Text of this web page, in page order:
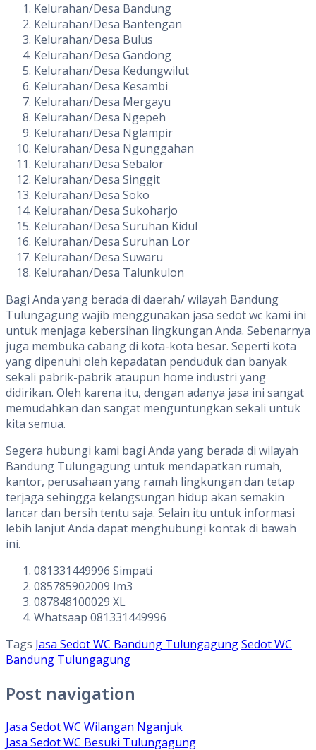
Kelurahan/Desa Bandung
Kelurahan/Desa Bantengan
Kelurahan/Desa Bulus
Kelurahan/Desa Gandong
Kelurahan/Desa Kedungwilut
Kelurahan/Desa Kesambi
Kelurahan/Desa Mergayu
Kelurahan/Desa Ngepeh
Kelurahan/Desa Nglampir
Kelurahan/Desa Ngunggahan
Kelurahan/Desa Sebalor
Kelurahan/Desa Singgit
Kelurahan/Desa Soko
Kelurahan/Desa Sukoharjo
Kelurahan/Desa Suruhan Kidul
Kelurahan/Desa Suruhan Lor
Kelurahan/Desa Suwaru
Kelurahan/Desa Talunkulon
Bagi Anda yang berada di daerah/ wilayah Bandung
Tulungagung wajib menggunakan jasa sedot wc kami ini
untuk menjaga kebersihan lingkungan Anda. Sebenarnya
juga membuka cabang di kota-kota besar. Seperti kota
yang dipenuhi oleh kepadatan penduduk dan banyak
sekali pabrik-pabrik ataupun home industri yang
didirikan. Oleh karena itu, dengan adanya jasa ini sangat
memudahkan dan sangat menguntungkan sekali untuk
kita semua.
Segera hubungi kami bagi Anda yang berada di wilayah
Bandung Tulungagung untuk mendapatkan rumah,
kantor, perusahaan yang ramah lingkungan dan tetap
terjaga sehingga kelangsungan hidup akan semakin
lancar dan bersih tentu saja. Selain itu untuk informasi
lebih lanjut Anda dapat menghubungi kontak di bawah
ini.
081331449996 Simpati
085785902009 Im3
087848100029 XL
Whatsaap 081331449996
Tags Jasa Sedot WC Bandung TulungagungSedot WC
Bandung Tulungagung
Post navigation
Jasa Sedot WC Wilangan Nganjuk
Jasa Sedot WC Besuki Tulungagung